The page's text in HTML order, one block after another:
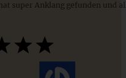
super Anklang gefunden und